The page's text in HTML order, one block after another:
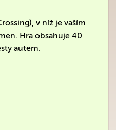
v níž je vaším
Hra obsahuje 40
autem.